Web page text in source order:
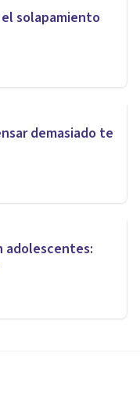
el solapamiento
demasiado te
adolescentes: